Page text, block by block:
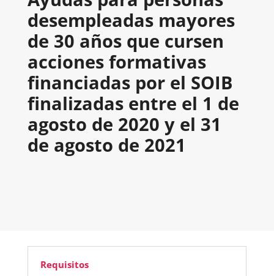
desempleadas mayores
de 30 años que cursen
acciones formativas
financiadas por el SOIB
finalizadas entre el 1 de
agosto de 2020 y el 31
de agosto de 2021
Requisitos